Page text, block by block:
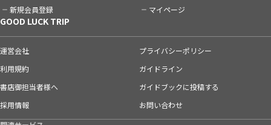
新規会員登録 マイページ
GOOD LUCK TRIP
運営会社
プライバシーポリシー
利用規約
ガイドライン
書店御担当者様へ
ガイドブックに投稿する
採用情報
お問い合わせ